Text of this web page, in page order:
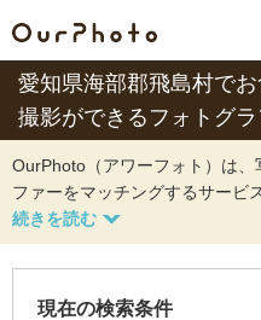
愛知県海部郡飛島村で
撮影ができるフォトグ
OurPhoto（アワーフォト）は
ファーをマッチングするサービ
現在の検索条件